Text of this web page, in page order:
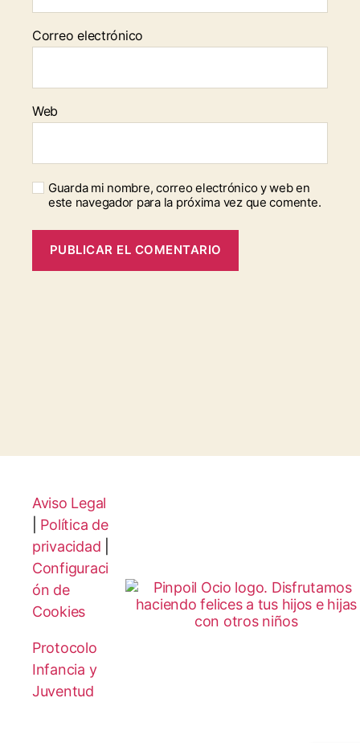
Correo electrónico
Web
Guarda mi nombre, correo electrónico y web en
este navegador para la próxima vez que comente.
Aviso Legal
Política de
privacidad
Configuraci
ón de
Cookies
Protocolo
Infancia y
Juventud